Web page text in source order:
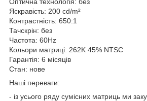
Яскравість: 200 cd/m²
Контрастність: 650:1
Тачскрін: без
Частота: 60Hz
Кольори матриці: 262K 45% NTSC
Гарантія: 6 місяців
Стан: нове
Наші переваги:
- із усього ряду сумісних матриць ми